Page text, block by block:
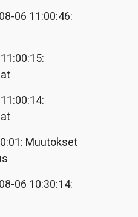
06 11:00:46:
Muutokset
06 10:30:14: